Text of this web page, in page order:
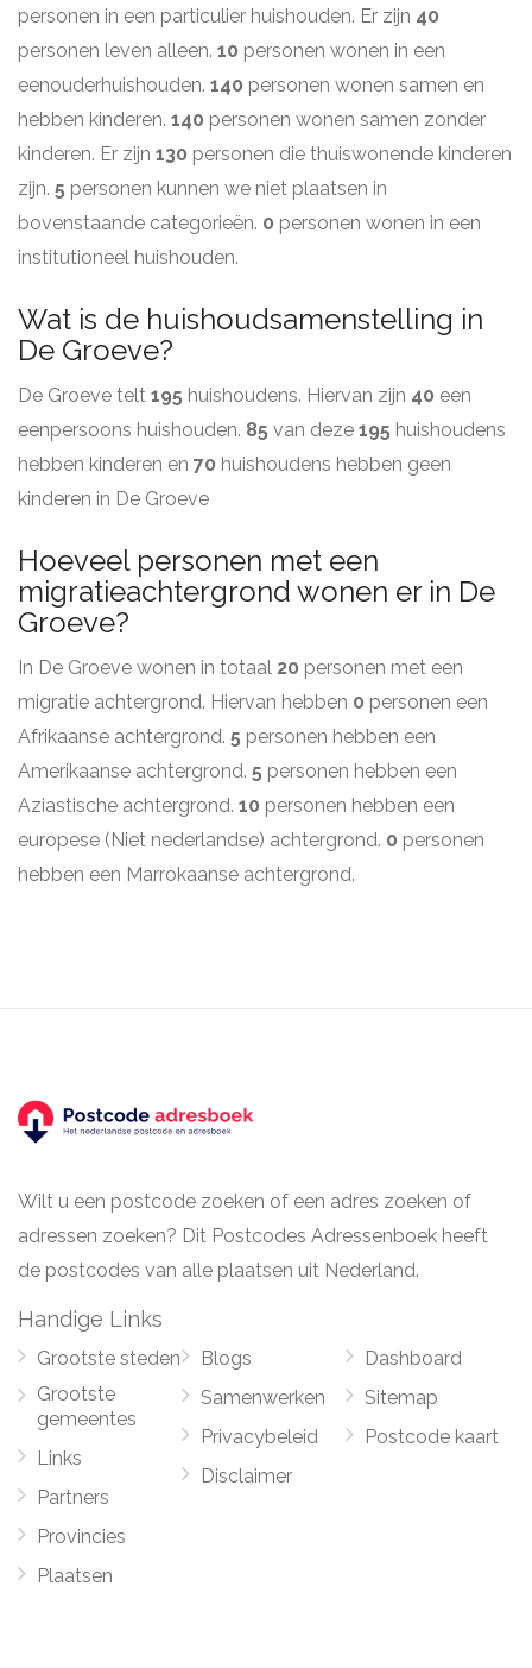
personen in een particulier huishouden. Er zijn 40
personen leven alleen. 10 personen wonen in een
eenouderhuishouden. 140 personen wonen samen en
hebben kinderen. 140 personen wonen samen zonder
kinderen. Er zijn 130 personen die thuiswonende kinderen
zijn. 5 personen kunnen we niet plaatsen in
bovenstaande categorieën. 0 personen wonen in een
institutioneel huishouden.
Wat is de huishoudsamenstelling in
De Groeve?
De Groeve telt 195 huishoudens. Hiervan zijn 40 een
eenpersoons huishouden. 85 van deze 195 huishoudens
hebben kinderen en 70 huishoudens hebben geen
kinderen in De Groeve
Hoeveel personen met een
migratieachtergrond wonen er in De
Groeve?
In De Groeve wonen in totaal 20 personen met een
migratie achtergrond. Hiervan hebben 0 personen een
Afrikaanse achtergrond. 5 personen hebben een
Amerikaanse achtergrond. 5 personen hebben een
Aziastische achtergrond. 10 personen hebben een
europese (Niet nederlandse) achtergrond. 0 personen
hebben een Marrokaanse achtergrond.
Wilt u een postcode zoeken of een adres zoeken of
adressen zoeken? Dit Postcodes Adressenboek heeft
de postcodes van alle plaatsen uit Nederland.
Handige Links
Grootste steden
Grootste
gemeentes
Links
Partners
Provincies
Plaatsen
Blogs
Samenwerken
Privacybeleid
Disclaimer
Dashboard
Sitemap
Postcode kaart